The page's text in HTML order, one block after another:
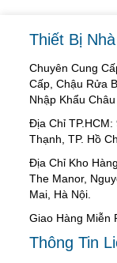
Thiết Bị
Chuyên Cung
Cấp, Chậu Rửa
Nhập Khẩu Châu
Địa Chỉ
Thạnh, TP. Hồ
Địa Chỉ Kho
The Manor,
Mai, Hà Nội.
Giao Hàng Miễn
Thông Tin